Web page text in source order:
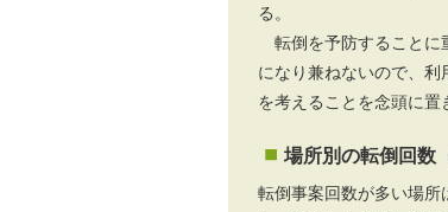
る。
転倒を予防することに
になり兼ねないので、
を考えることを念頭に置
場所別の転倒回数
転倒事案回数が多い場所